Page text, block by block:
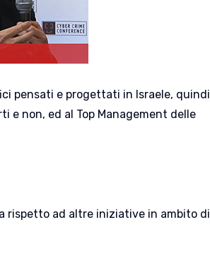
pensati e progettati in Israele, quindi
non, ed al Top Management delle
rispetto ad altre iniziative in ambito di